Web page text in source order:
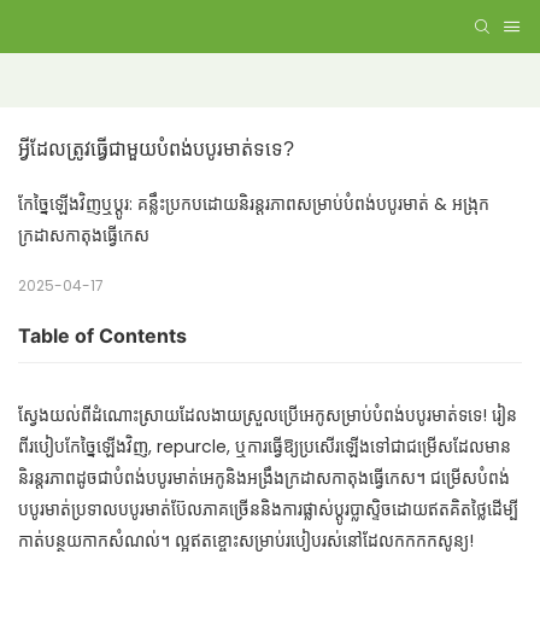
អ្វីដែលត្រូវធ្វើជាមួយបំពង់បបូរមាត់ទទេ?
កែច្នៃឡើងវិញឬប្តូរ: គន្លឹះប្រកបដោយនិរន្តរភាពសម្រាប់បំពង់បបូរមាត់ & អង្រុក
ក្រដាសកាតុងធ្វើកេស
2025-04-17
Table of Contents
ស្វែងយល់ពីដំណោះស្រាយដែលងាយស្រួលប្រើអេកូសម្រាប់បំពង់បបូរមាត់ទទេ! រៀន
ពីរបៀបកែច្នៃឡើងវិញ, repurcle, ឬការធ្វើឱ្យប្រសើរឡើងទៅជាជម្រើសដែលមាន
និរន្តរភាពដូចជាបំពង់បបូរមាត់អេកូនិងអង្រឹងក្រដាសកាតុងធ្វើកេស។ ជម្រើសបំពង់
បបូរមាត់ប្រទាលបបូរមាត់ប៊ែលភាគច្រើននិងការផ្លាស់ប្តូរប្លាស្ទិចដោយឥតគិតថ្លៃដើម្បី
កាត់បន្ថយកាកសំណល់។ ល្អឥតខ្ចោះសម្រាប់របៀបរស់នៅដែលកកកកសូន្យ!